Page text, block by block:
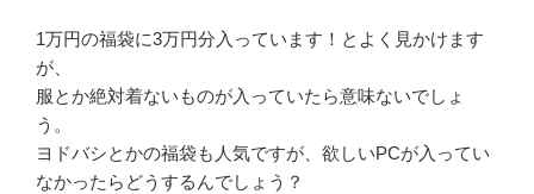
1万円の福袋に3万円分入っています！とよく見かけます
が、
服とか絶対着ないものが入っていたら意味ないでしょ
う。
ヨドバシとかの福袋も人気ですが、欲しいPCが入ってい
なかったらどうするんでしょう？